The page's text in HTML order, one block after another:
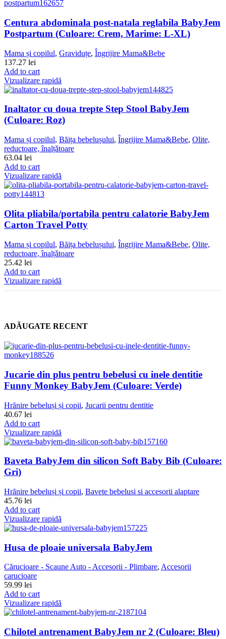
Centura abdominala post-natala reglabila BabyJem
Postpartum (Culoare: Crem, Marime: L-XL)
Mama și copilul, Graviduțe, Îngrijire Mama&Bebe
137.27 lei
Add to cart
Vizualizare rapidă
Inaltator cu doua trepte Step Stool BabyJem
(Culoare: Roz)
Mama și copilul, Băița bebelușului, Îngrijire Mama&Bebe, Olite,
reductoare, înalțǎtoare
63.04 lei
Add to cart
Vizualizare rapidă
Olita pliabila/portabila pentru calatorie BabyJem
Carton Travel Potty
Mama și copilul, Băița bebelușului, Îngrijire Mama&Bebe, Olite,
reductoare, înalțǎtoare
25.42 lei
Add to cart
Vizualizare rapidă
ADĂUGATE RECENT
Jucarie din plus pentru bebelusi cu inele dentitie
Funny Monkey BabyJem (Culoare: Verde)
Hrănire bebeluși și copii, Jucarii pentru dentitie
40.67 lei
Add to cart
Vizualizare rapidă
Baveta BabyJem din silicon Soft Baby Bib (Culoare:
Gri)
Hrănire bebeluși și copii, Bavete bebelusi si accesorii alaptare
45.76 lei
Add to cart
Vizualizare rapidă
Husa de ploaie universala BabyJem
Cărucioare - Scaune Auto - Accesorii - Plimbare, Accesorii
carucioare
59.99 lei
Add to cart
Vizualizare rapidă
Chilotel antrenament BabyJem nr 2 (Culoare: Bleu)